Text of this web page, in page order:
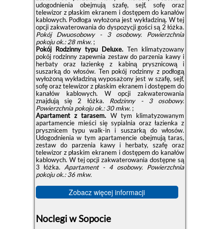
udogodnienia obejmują szafę, sejf, sofę oraz
telewizor z płaskim ekranem i dostępem do kanałów
kablowych. Podłoga wyłożona jest wykładziną. W tej
opcji zakwaterowania do dyspozycji gości są 2 łóżka.
Pokój Dwuosobowy - 3 osobowy.
Powierzchnia
pokoju ok.: 28 mkw.;
Pokój Rodzinny typu Deluxe. Ten klimatyzowany
pokój rodzinny zapewnia zestaw do parzenia kawy i
herbaty oraz łazienkę z kabiną prysznicową i
suszarką do włosów. Ten pokój rodzinny z podłogą
wyłożoną wykładziną wyposażony jest w szafę, sejf,
sofę oraz telewizor z płaskim ekranem i dostępem do
kanałów kablowych. W opcji zakwaterowania
znajdują się 2 łóżka. Rodzinny - 3 osobowy.
Powierzchnia pokoju ok.: 30 mkw.;
Apartament z tarasem. W tym klimatyzowanym
apartamencie mieści się sypialnia oraz łazienka z
prysznicem typu walk-in i suszarką do włosów.
Udogodnienia w tym apartamencie obejmują taras,
zestaw do parzenia kawy i herbaty, szafę oraz
telewizor z płaskim ekranem i dostępem do kanałów
kablowych. W tej opcji zakwaterowania dostępne są
3 łóżka. Apartament - 4 osobowy. Powierzchnia
pokoju ok.: 36 mkw.
Zobacz więcej informacji
Noclegi w Sopocie